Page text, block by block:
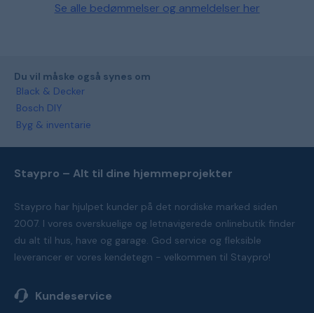
Se alle bedømmelser og anmeldelser her
Du vil måske også synes om
Black & Decker
Bosch DIY
Byg & inventarie
Staypro – Alt til dine hjemmeprojekter
Staypro har hjulpet kunder på det nordiske marked siden
2007. I vores overskuelige og letnavigerede onlinebutik finder
du alt til hus, have og garage. God service og fleksible
leverancer er vores kendetegn - velkommen til Staypro!
Kundeservice